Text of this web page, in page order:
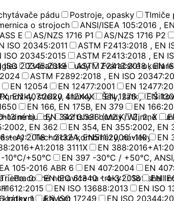
pádu Postroje, opasky Tlmiče
Zváračské kukly
Zváračské okuliare
Ponožky, stielky, šnúrky Šály, šatky
bundy Softshell bundy Zimné
Technické kombinézy, návleky
Pracovné nohavice na traky Softshell
krátkym rukávom
o strojoch ANSI/ISEA 105:2016 ,
E AS/NZS 1716 P1 AS/NZS 1716 P2
ISO 20345:2011 ASTM F2413:2018 , EN
ISO 20345:2015 ASTM F2413:2018 , EN
ISO 20345:2019 ASTM F2413:2018 , EN
ASTM F2892:2018 , EN ISO
EN 12054 EN 12477:2001 EN
EN 407:2020 412X4X
EN 1276 EN
EN 166, EN 175B, EN 379 EN
13 mm)
EN 342 0.336 (M2.K/W), 2, X
EN 362 EN 354, EN 355:2002, EN
+ A1:2018 - 2132A, EN511:2006 -110 EN
3111X EN
10°C/+50°C EN 397 -30°C / +50°C,
105-2016 ABR 6
EN 407:2004
EN
0 EN IEC 61340 - 4-3:2018 EN
EN ISO 13688:2013 EN ISO
Index 1 EN ISO 17249 EN ISO